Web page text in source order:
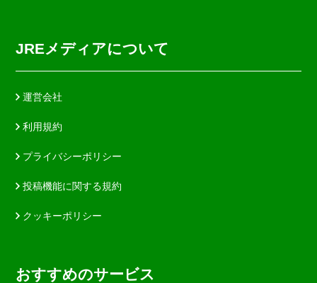
JREメディアについて
運営会社
利用規約
プライバシーポリシー
投稿機能に関する規約
クッキーポリシー
おすすめのサービス